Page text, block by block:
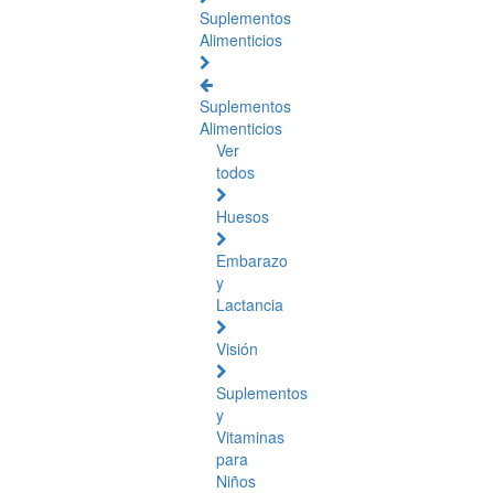
Suplementos
Alimenticios
Suplementos
Alimenticios
Ver
todos
Huesos
Embarazo
y
Lactancia
Visión
Suplementos
y
Vitaminas
para
Niños